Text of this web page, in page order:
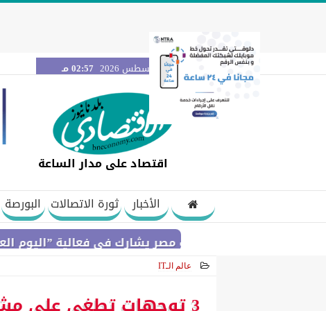
الجمعة 7 أغسطس 2026 02:57 مـ
اقتصاد على مدار الساعة
الأخبار
ثورة الاتصالات البورصة
بنك مصر يشارك في فعالية ”اليوم العالمي
عالم الـIT